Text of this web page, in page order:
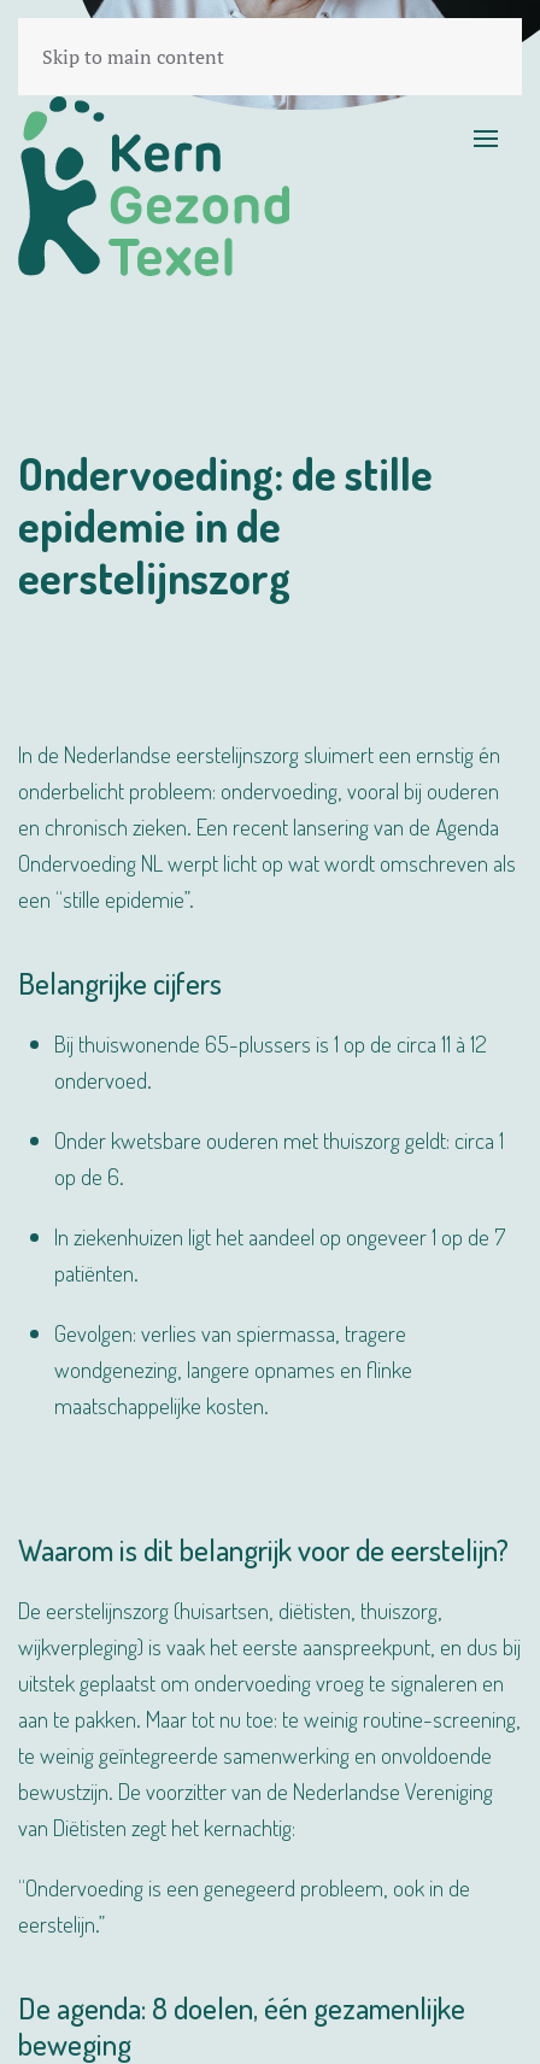
Skip to main content
Onder­voeding: de stille
epidemie in de
eerstelijnszorg
In de Nederlandse eerstelijnszorg sluimert een ernstig én
onderbelicht probleem: ondervoeding, vooral bij ouderen
en chronisch zieken. Een recent lans­ering van de Agenda
Ondervoeding NL werpt licht op wat wordt omschreven als
een “stille epidemie”.
Belangrijke cijfers
Bij thuiswonende 65-plussers is 1 op de circa 11 à 12
ondervoed.
Onder kwetsbare ouderen met thuiszorg geldt: circa 1
op de 6.
In ziekenhuizen ligt het aandeel op ongeveer 1 op de 7
patiënten.
Gevolgen: verlies van spiermassa, tragere
wondgenezing, langere opnames en flinke
maatschappelijke kosten.
Waarom is dit belangrijk voor de eerstelijn?
De eerstelijnszorg (huisartsen, diëtisten, thuiszorg,
wijkverpleging) is vaak het eerste aanspreekpunt, en dus bij
uitstek geplaatst om ondervoeding vroeg te signaleren en
aan te pakken. Maar tot nu toe: te weinig routine-screening,
te weinig geïntegreerde samenwerking en onvoldoende
bewustzijn. De voorzitter van de Nederlandse Vereniging
van Diëtisten zegt het kernachtig:
“Ondervoeding is een genegeerd probleem, ook in de
eerstelijn.”
De agenda: 8 doelen, één gezamenlijke
beweging